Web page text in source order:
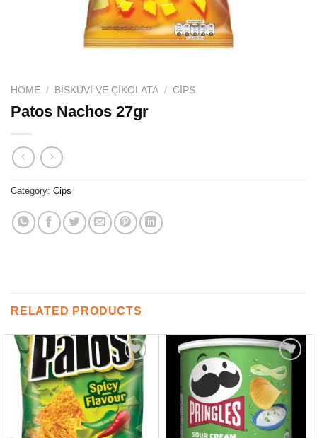
HOME / BISKÜVI VE ÇIKOLATA / CIPS
Patos Nachos 27gr
Category: Cips
RELATED PRODUCTS
Favorilere
Ekle
Favorilere
Ekle